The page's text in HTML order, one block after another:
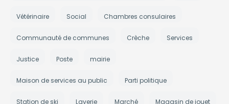
Vétérinaire Social Chambres consulaires
Communauté de communes Crèche Services
Justice Poste mairie
Maison de services au public Parti politique
Station de ski Laverie Marché Magasin de jouet